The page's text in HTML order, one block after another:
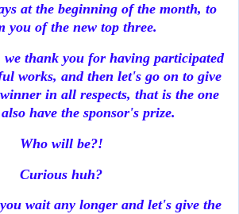
at the beginning of the month, to
you of the new top three.
we thank you for having participated
works, and then let's go on to give
in all respects, that is the one
have the sponsor's prize.
Who will be?!
Curious huh?
wait any longer and let's give the